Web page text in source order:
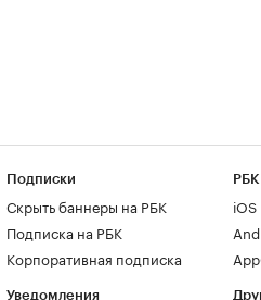
Подписки
Скрыть баннеры на РБК
Подписка на РБК
Корпоративная подписка
Уведомления
iOS